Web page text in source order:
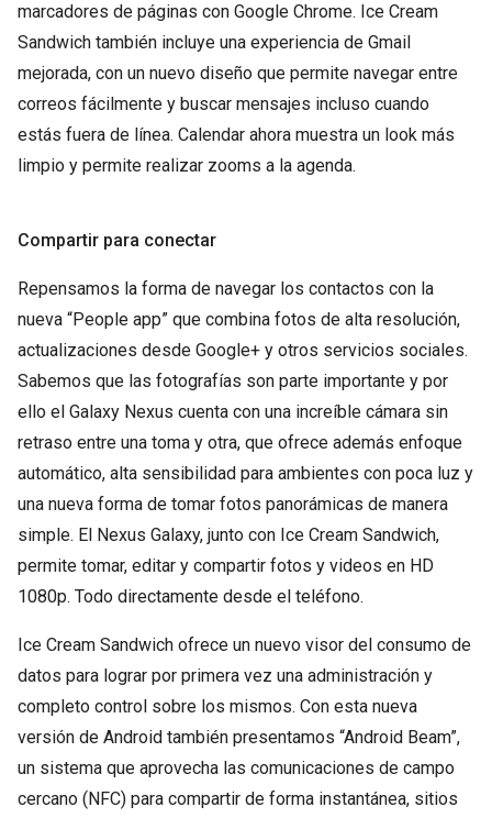
marcadores de páginas con Google Chrome. Ice Cream
Sandwich también incluye una experiencia de Gmail
mejorada, con un nuevo diseño que permite navegar entre
correos fácilmente y buscar mensajes incluso cuando
estás fuera de línea. Calendar ahora muestra un look más
limpio y permite realizar zooms a la agenda.
Compartir para conectar
Repensamos la forma de navegar los contactos con la
nueva “People app” que combina fotos de alta resolución,
actualizaciones desde Google+ y otros servicios sociales.
Sabemos que las fotografías son parte importante y por
ello el Galaxy Nexus cuenta con una increíble cámara sin
retraso entre una toma y otra, que ofrece además enfoque
automático, alta sensibilidad para ambientes con poca luz y
una nueva forma de tomar fotos panorámicas de manera
simple. El Nexus Galaxy, junto con Ice Cream Sandwich,
permite tomar, editar y compartir fotos y videos en HD
1080p. Todo directamente desde el teléfono.
Ice Cream Sandwich ofrece un nuevo visor del consumo de
datos para lograr por primera vez una administración y
completo control sobre los mismos. Con esta nueva
versión de Android también presentamos “Android Beam”,
un sistema que aprovecha las comunicaciones de campo
cercano (NFC) para compartir de forma instantánea, sitios